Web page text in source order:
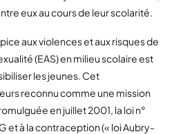
eux au cours de leur scolarité.
aux violences et aux risques de
(EAS) en milieu scolaire est
les jeunes. Cet
reconnu comme une mission
en juillet 2001, la loi n°
et à la contraception (« loi Aubry-